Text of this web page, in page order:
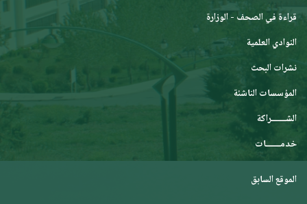
قراءة في الصحف - الوزارة
النوادي العلمية
نشرات البحث
المؤسسات الناشئة
الشـــــــراكة
خدمـــــــات
الموقع السابق